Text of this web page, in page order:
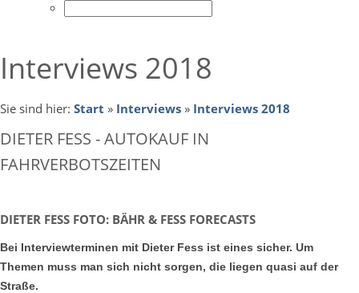
Interviews 2018
Sie sind hier: Start » Interviews » Interviews 2018
DIETER FESS - AUTOKAUF IN
FAHRVERBOTSZEITEN
DIETER FESS FOTO: BÄHR & FESS FORECASTS
Bei Interviewterminen mit Dieter Fess ist eines sicher. Um
Themen muss man sich nicht sorgen, die liegen quasi auf der
Straße.